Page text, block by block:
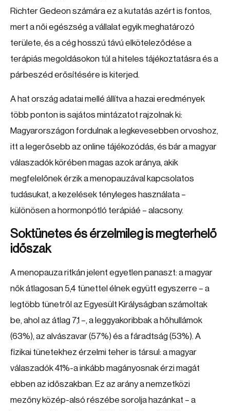
Richter Gedeon számára ez a kutatás azért is fontos,
mert a női egészség a vállalat egyik meghatározó
területe, és a cég hosszú távú elköteleződése a
terápiás megoldásokon túl a hiteles tájékoztatásra és a
párbeszéd erősítésére is kiterjed.
A hat ország adatai mellé állítva a hazai eredmények
több ponton is sajátos mintázatot rajzolnak ki:
Magyarországon fordulnak a legkevesebben orvoshoz,
itt a legerősebb az online tájékozódás, és bár a magyar
válaszadók körében magas azok aránya, akik
megfelelőnek érzik a menopauzával kapcsolatos
tudásukat, a kezelések tényleges használata –
különösen a hormonpótló terápiáé – alacsony.
Soktünetes és érzelmileg is megterhelő
időszak
A menopauza ritkán jelent egyetlen panaszt: a magyar
nők átlagosan 5,4 tünettel élnek együtt egyszerre – a
legtöbb tünetről az Egyesült Királyságban számoltak
be, ahol az átlag 7,1 –, a leggyakoribbak a hőhullámok
(63%), az alvászavar (57%) és a fáradtság (53%). A
fizikai tünetekhez érzelmi teher is társul: a magyar
válaszadók 41%-a inkább magányosnak érzi magát
ebben az időszakban. Ez az arány a nemzetközi
mezőny közép-alsó részébe sorolja hazánkat – a